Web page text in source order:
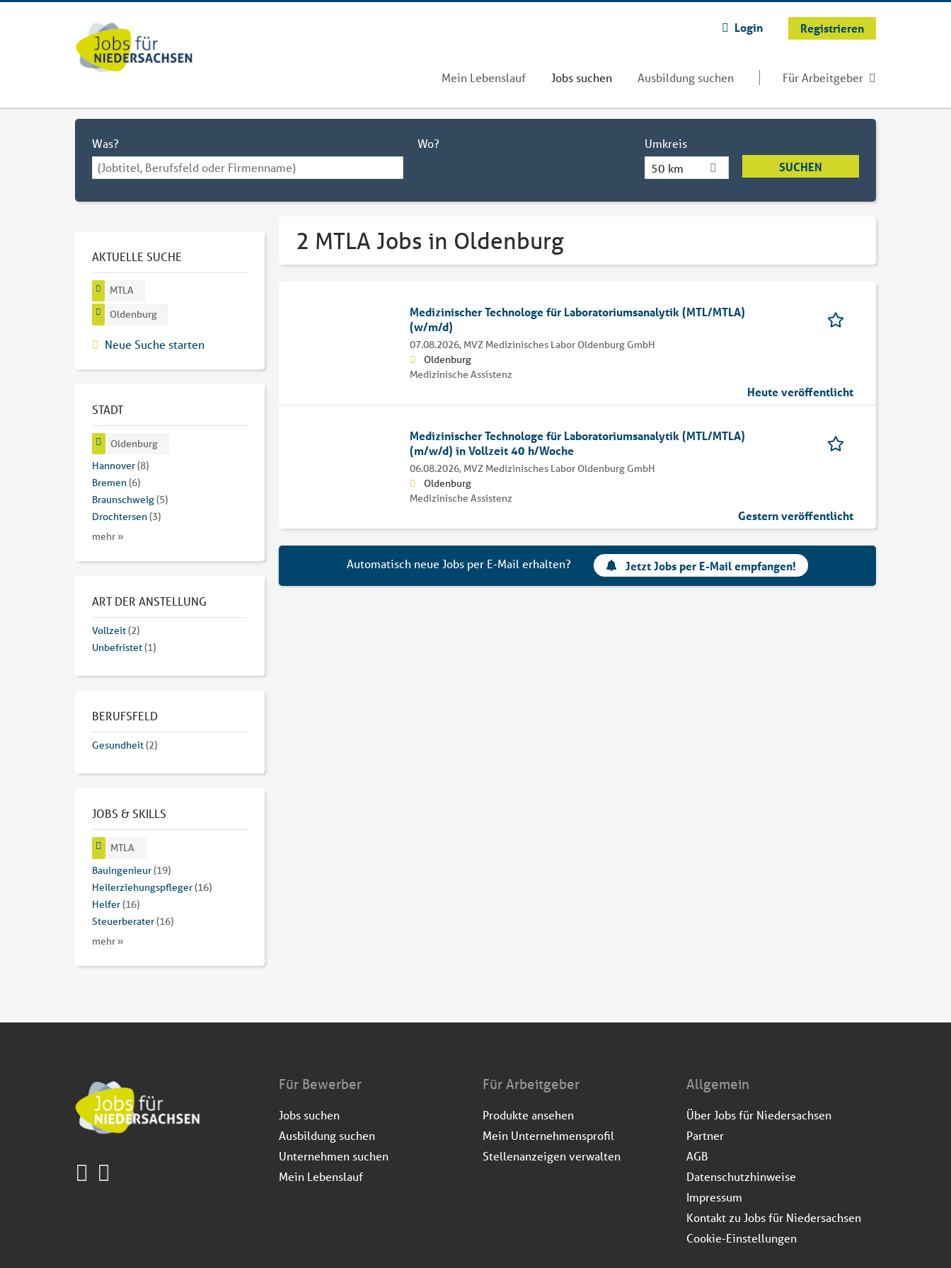
Login Registrieren
Mein Lebenslauf Jobs suchen Ausbildung suchen Für Arbeitgeber
Was? Wo?
Umkreis
50 km
2 MTLA Jobs in Oldenburg
Medizinischer Technologe für Laboratoriumsanalytik (MTL/MTLA)
(w/m/d)
07.08.2026, MVZ Medizinisches Labor Oldenburg GmbH
Oldenburg
Medizinische Assistenz
Heute veröffentlicht
Medizinischer Technologe für Laboratoriumsanalytik (MTL/MTLA)
(m/w/d) in Vollzeit 40 h/Woche
06.08.2026, MVZ Medizinisches Labor Oldenburg GmbH
Oldenburg
Medizinische Assistenz
Gestern veröffentlicht
Automatisch neue Jobs per E-Mail erhalten? Jetzt Jobs per E-Mail empfangen!
AKTUELLE SUCHE
MTLA
Oldenburg
Neue Suche starten
STADT
Oldenburg
Hannover(8)
Bremen(6)
Braunschweig(5)
Drochtersen(3)
mehr »
ART DER ANSTELLUNG
Vollzeit(2)
Unbefristet(1)
BERUFSFELD
Gesundheit(2)
JOBS & SKILLS
MTLA
Bauingenieur(19)
Heilerziehungspfleger(16)
Helfer(16)
Steuerberater(16)
mehr »
Für Bewerber
Jobs suchen
Ausbildung suchen
Unternehmen suchen
Mein Lebenslauf
Für Arbeitgeber
Produkte ansehen
Mein Unternehmensprofil
Stellenanzeigen verwalten
Allgemein
Über Jobs für Niedersachsen
Partner
AGB
Datenschutzhinweise
Impressum
Kontakt zu Jobs für Niedersachsen
Cookie-Einstellungen